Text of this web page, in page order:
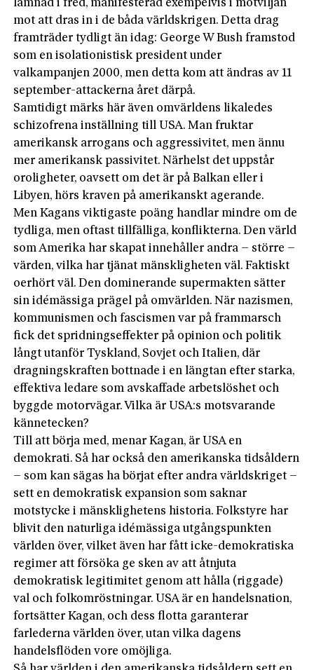
lämnad i fred, manifesterad exempelvis i motviljan
mot att dras in i de båda världskrigen. Detta drag
framträder tydligt än idag: George W Bush framstod
som en isolationistisk president under
valkampanjen 2000, men detta kom att ändras av 11
september-attackerna året därpå.
Samtidigt märks här även omvärldens likaledes
schizofrena inställning till USA. Man fruktar
amerikansk arrogans och aggressivitet, men ännu
mer amerikansk passivitet. Närhelst det uppstår
oroligheter, oavsett om det är på Balkan eller i
Libyen, hörs kraven på amerikanskt agerande.
Men Kagans viktigaste poäng handlar mindre om de
tydliga, men oftast tillfälliga, konflikterna. Den värld
som Amerika har skapat innehåller andra – större –
värden, vilka har tjänat mänskligheten väl. Faktiskt
oerhört väl. Den dominerande supermakten sätter
sin idémässiga prägel på omvärlden. När nazismen,
kommunismen och fascismen var på frammarsch
fick det spridningseffekter på opinion och politik
långt utanför Tyskland, Sovjet och Italien, där
dragningskraften bottnade i en längtan efter starka,
effektiva ledare som avskaffade arbetslöshet och
byggde motorvägar. Vilka är USA:s motsvarande
kännetecken?
Till att börja med, menar Kagan, är USA en
demokrati. Så har också den amerikanska tidsåldern
– som kan sägas ha börjat efter andra världskriget –
sett en demokratisk expansion som saknar
motstycke i mänsklighetens historia. Folkstyre har
blivit den naturliga idémässiga utgångspunkten
världen över, vilket även har fått icke-demokratiska
regimer att försöka ge sken av att åtnjuta
demokratisk legitimitet genom att hålla (riggade)
val och folkomröstningar. USA är en handelsnation,
fortsätter Kagan, och dess flotta garanterar
farlederna världen över, utan vilka dagens
handelsflöden vore omöjliga.